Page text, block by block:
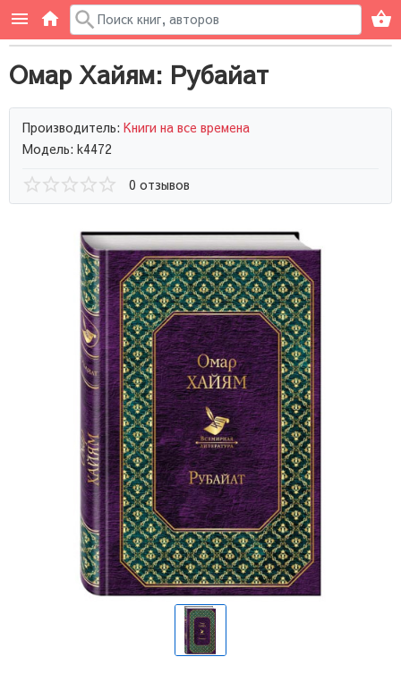
Омар Хайям: Рубайат
Производитель: Книги на все времена
Модель: k4472
0 отзывов